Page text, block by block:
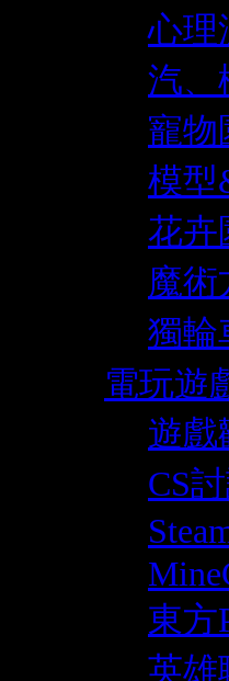
心理
汽、
寵物
模型
花卉
魔術
獨輪
電玩遊
遊戲
CS
東方
英雄